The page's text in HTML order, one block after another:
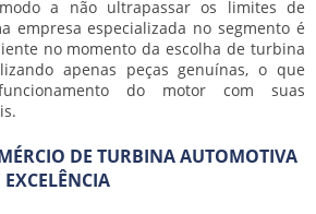
a não ultrapassar os limites de
empresa especializada no segmento é
no momento da escolha de turbina
apenas peças genuínas, o que
do motor com suas
DE TURBINA AUTOMOTIVA